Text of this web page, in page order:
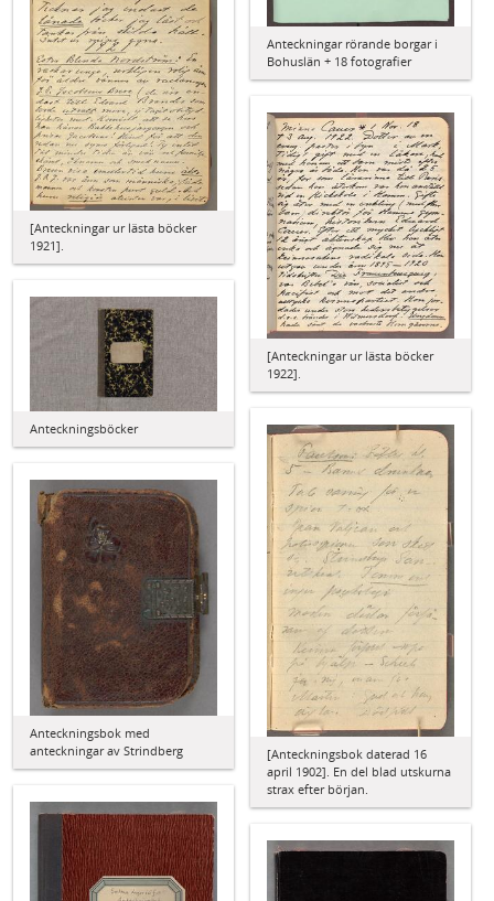
Anteckningar rörande borgar i
Bohuslän + 18 fotografier
[Anteckningar ur lästa böcker
1921].
[Anteckningar ur lästa böcker
1922].
Anteckningsböcker
[Anteckningsbok daterad 16
april 1902]. En del blad utskurna
strax efter början.
Anteckningsbok med
anteckningar av Strindberg